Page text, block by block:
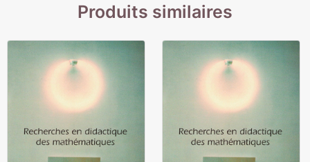
Produits similaires